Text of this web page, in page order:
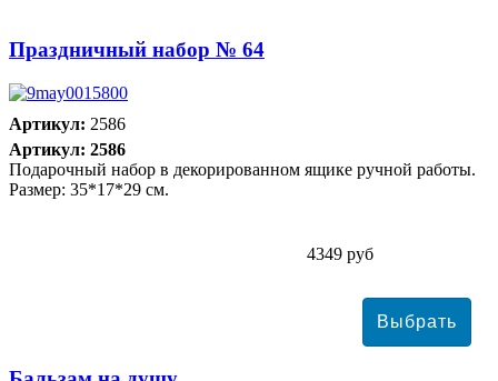
Праздничный набор № 64
Артикул: 2586
Артикул: 2586
Подарочный набор в декорированном ящике ручной работы.
Размер: 35*17*29 см.
4349 руб